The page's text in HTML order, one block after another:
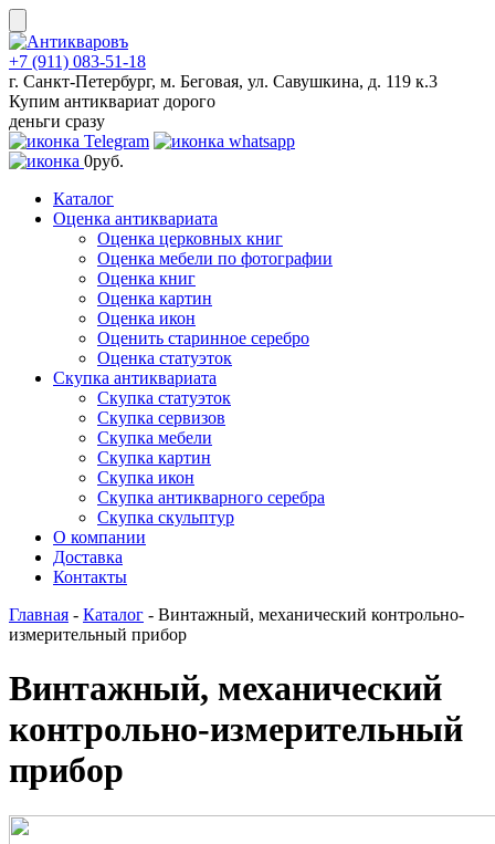
Skip
to
content
+7 (911) 083-51-18
г. Санкт-Петербург, м. Беговая, ул. Савушкина, д. 119 к.3
Купим антиквариат дорого
деньги сразу
0руб.
Каталог
Оценка антиквариата
Оценка церковных книг
Оценка мебели по фотографии
Оценка книг
Оценка картин
Оценка икон
Оценить старинное серебро
Оценка статуэток
Скупка антиквариата
Скупка статуэток
Скупка сервизов
Скупка мебели
Скупка картин
Скупка икон
Скупка антикварного серебра
Скупка скульптур
О компании
Доставка
Контакты
Главная - Каталог - Винтажный, механический контрольно-
измерительный прибор
Винтажный, механический
контрольно-измерительный
прибор